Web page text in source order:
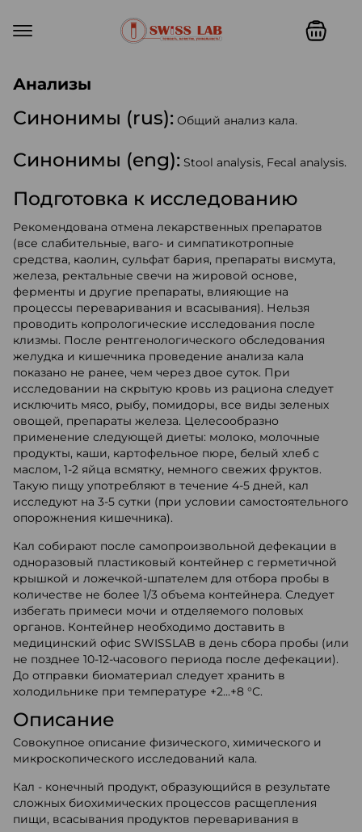
Анализы
Синонимы (rus): Общий анализ кала.
Синонимы (eng): Stool analysis, Fecal analysis.
Подготовка к исследованию
Рекомендована отмена лекарственных препаратов
(все слабительные, ваго- и симпатикотропные
средства, каолин, сульфат бария, препараты висмута,
железа, ректальные свечи на жировой основе,
ферменты и другие препараты, влияющие на
процессы переваривания и всасывания). Нельзя
проводить копрологические исследования после
клизмы. После рентгенологического обследования
желудка и кишечника проведение анализа кала
показано не ранее, чем через двое суток. При
исследовании на скрытую кровь из рациона следует
исключить мясо, рыбу, помидоры, все виды зеленых
овощей, препараты железа. Целесообразно
применение следующей диеты: молоко, молочные
продукты, каши, картофельное пюре, белый хлеб с
маслом, 1-2 яйца всмятку, немного свежих фруктов.
Такую пищу употребляют в течение 4-5 дней, кал
исследуют на 3-5 сутки (при условии самостоятельного
опорожнения кишечника).
Кал собирают после самопроизвольной дефекации в
одноразовый пластиковый контейнер с герметичной
крышкой и ложечкой-шпателем для отбора пробы в
количестве не более 1/3 объема контейнера. Следует
избегать примеси мочи и отделяемого половых
органов. Контейнер необходимо доставить в
медицинский офис SWISSLAB в день сбора пробы (или
не позднее 10-12-часового периода после дефекации).
До отправки биоматериал следует хранить в
холодильнике при температуре +2...+8 °С.
Описание
Совокупное описание физического, химического и
микроскопического исследований кала.
Кал - конечный продукт, образующийся в результате
сложных биохимических процессов расщепления
пищи, всасывания продуктов переваривания в